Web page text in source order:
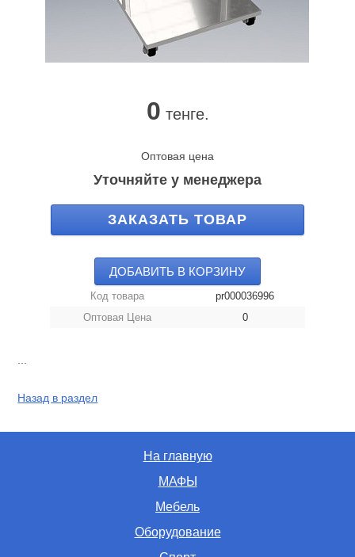
0 тенге.
Оптовая цена
Уточняйте у менеджера
ЗАКАЗАТЬ ТОВАР
ДОБАВИТЬ В КОРЗИНУ
Код товара
pr000036996
Оптовая Цена
0
Назад в раздел
На главную
МАФЫ
Мебель
Оборудование